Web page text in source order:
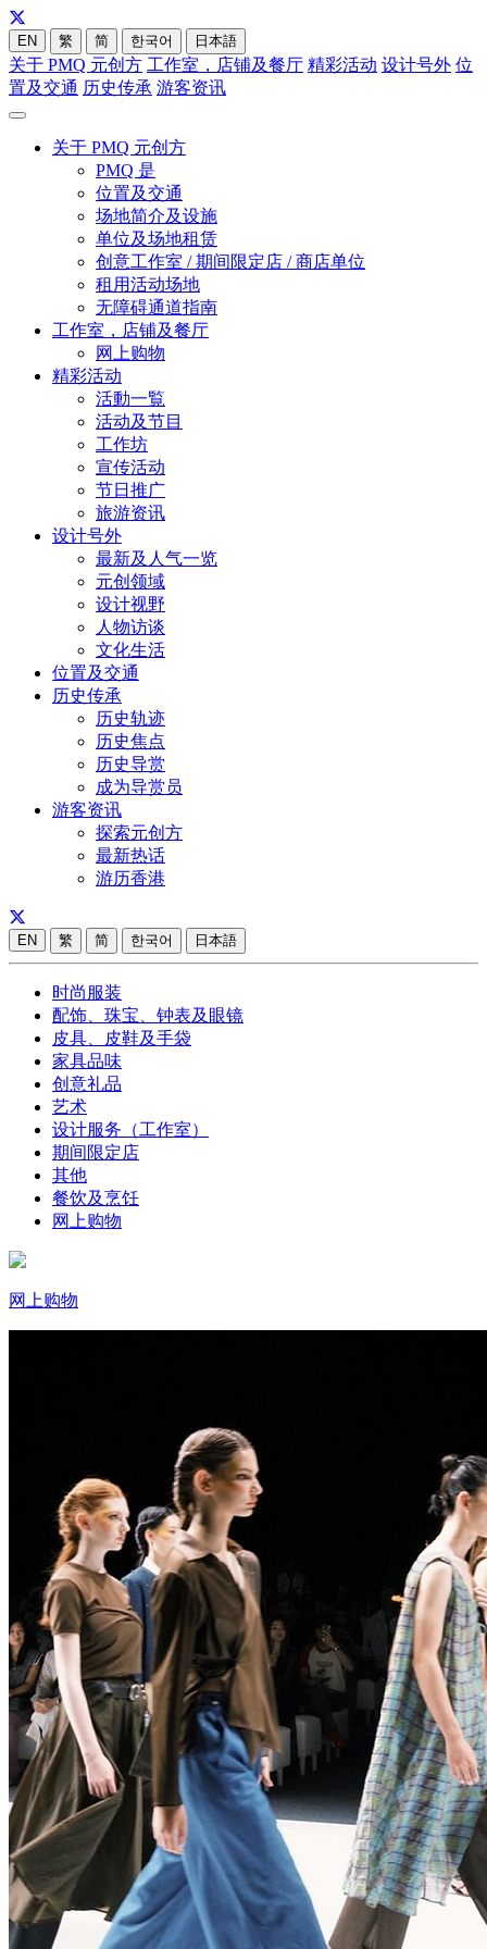
EN 繁 简 한국어 日本語
关于 PMQ 元创方 工作室，店铺及餐厅 精彩活动 设计号外 位
置及交通 历史传承 游客资讯
关于 PMQ 元创方
PMQ 是
位置及交通
场地简介及设施
单位及场地租赁
创意工作室 / 期间限定店 / 商店单位
租用活动场地
无障碍通道指南
工作室，店铺及餐厅
网上购物
精彩活动
活動一覧
活动及节目
工作坊
宣传活动
节日推广
旅游资讯
设计号外
最新及人气一览
元创领域
设计视野
人物访谈
文化生活
位置及交通
历史传承
历史轨迹
历史焦点
历史导赏
成为导赏员
游客资讯
探索元创方
最新热话
游历香港
EN 繁 简 한국어 日本語
时尚服装
配饰、珠宝、钟表及眼镜
皮具、皮鞋及手袋
家具品味
创意礼品
艺术
设计服务（工作室）
期间限定店
其他
餐饮及烹饪
网上购物
网上购物